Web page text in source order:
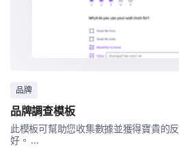
請在此輸入您的留言:
品牌
品牌調查模板
此模板可幫助您收集數據並獲得寶貴的
好。 ...